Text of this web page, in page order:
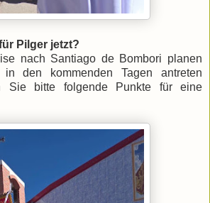
Pilger jetzt?
nach Santiago de Bombori planen
den kommenden Tagen antreten
Sie bitte folgende Punkte für eine